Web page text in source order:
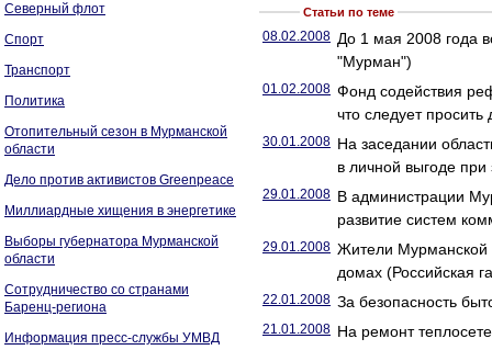
Северный флот
Спорт
Транспорт
Политика
Отопительный сезон в Мурманской
области
Дело против активистов Greenpeace
Миллиардные хищения в энергетике
Выборы губернатора Мурманской
области
Сотрудничество со странами
Баренц-региона
Информация пресс-службы УМВД
Статьи по теме
08.02.2008 До 1 мая 2008 года
"Мурман")
01.02.2008 Фонд содействия
что следует
30.01.2008 На заседании
в личной выгоде
29.01.2008 В администрации
развитие систем
29.01.2008 Жители Мурманской
домах (Российская
22.01.2008 За безопасность
21.01.2008 На ремонт